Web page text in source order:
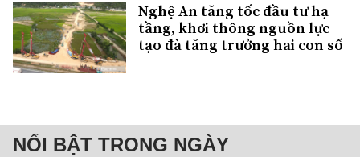
Nghệ An tăng tốc đầu tư hạ
tầng, khơi thông nguồn lực
tạo đà tăng trưởng hai con số
NỔI BẬT TRONG NGÀY